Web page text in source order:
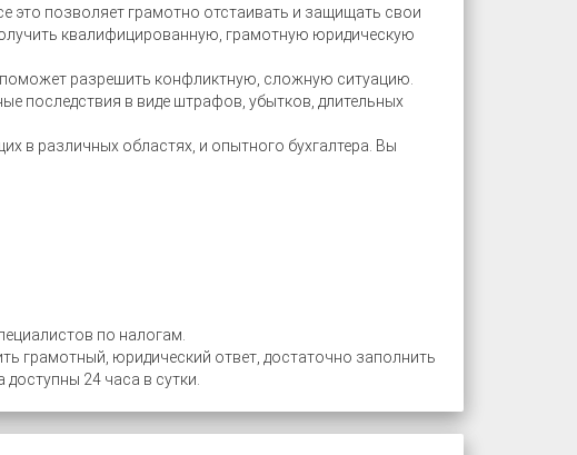
это позволяет грамотно отстаивать и защищать свои
квалифицированную, грамотную юридическую
разрешить конфликтную, сложную ситуацию.
последствия в виде штрафов, убытков, длительных
в различных областях, и опытного бухгалтера. Вы
по налогам.
грамотный, юридический ответ, достаточно заполнить
24 часа в сутки.